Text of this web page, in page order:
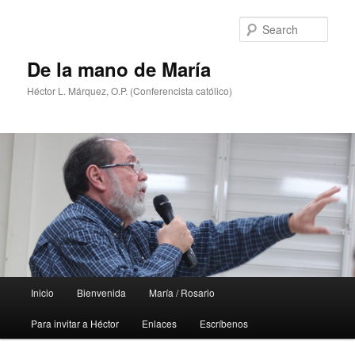
De la mano de María
Héctor L. Márquez, O.P. (Conferencista católico)
Inicio Bienvenida María / Rosario
Para invitar a Héctor Enlaces Escríbenos